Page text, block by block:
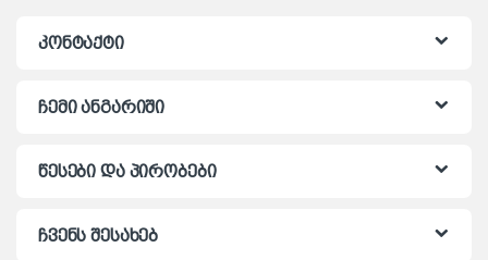
კონტაქტი
ჩემი ანგარიში
წესები და პირობები
ჩვენს შესახებ